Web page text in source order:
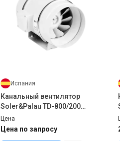
Испания
Канальный вентилятор
Soler&Palau TD-800/200
Silent T 3V
Цена
Цена по запросу